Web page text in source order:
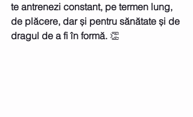
te antrenezi constant, pe termen lung,
de plăcere, dar și pentru sănătate și de
dragul de a fi în formă. 👏